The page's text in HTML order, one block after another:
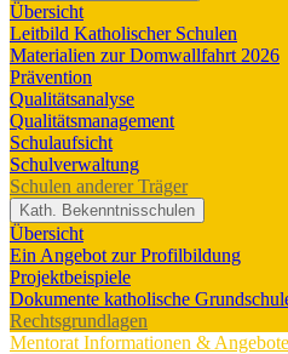
Übersicht
Leitbild Katholischer Schulen
Materialien zur Domwallfahrt 2026
Prävention
Qualitätsanalyse
Qualitätsmanagement
Schulaufsicht
Schulverwaltung
Schulen anderer Träger
Kath. Bekenntnisschulen
Übersicht
Ein Angebot zur Profilbildung
Projektbeispiele
Dokumente katholische
Rechtsgrundlagen
Mentorat Informationen & Angebote